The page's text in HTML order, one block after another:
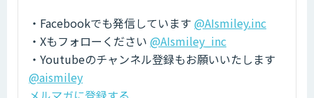
・Facebookでも発信しています @AIsmiley.inc
・Xもフォローください @AIsmiley_inc
・Youtubeのチャンネル登録もお願いいたします
@aismiley